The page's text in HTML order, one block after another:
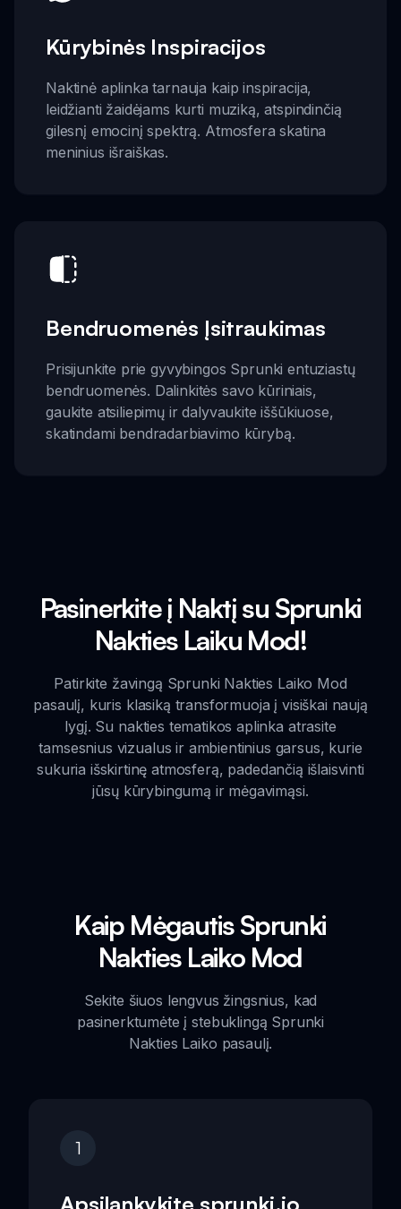
Kūrybinės Inspiracijos
Naktinė aplinka tarnauja kaip inspiracija,
leidžianti žaidėjams kurti muziką, atspindinčią
gilesnį emocinį spektrą. Atmosfera skatina
meninius išraiškas.
Bendruomenės Įsitraukimas
Prisijunkite prie gyvybingos Sprunki entuziastų
bendruomenės. Dalinkitės savo kūriniais,
gaukite atsiliepimų ir dalyvaukite iššūkiuose,
skatindami bendradarbiavimo kūrybą.
Pasinerkite į Naktį su Sprunki
Nakties Laiku Mod!
Patirkite žavingą Sprunki Nakties Laiko Mod
pasaulį, kuris klasiką transformuoja į visiškai naują
lygį. Su nakties tematikos aplinka atrasite
tamsesnius vizualus ir ambientinius garsus, kurie
sukuria išskirtinę atmosferą, padedančią išlaisvinti
jūsų kūrybingumą ir mėgavimąsi.
Kaip Mėgautis Sprunki
Nakties Laiko Mod
Sekite šiuos lengvus žingsnius, kad
pasinerktumėte į stebuklingą Sprunki
Nakties Laiko pasaulį.
1
Apsilankykite sprunki.io